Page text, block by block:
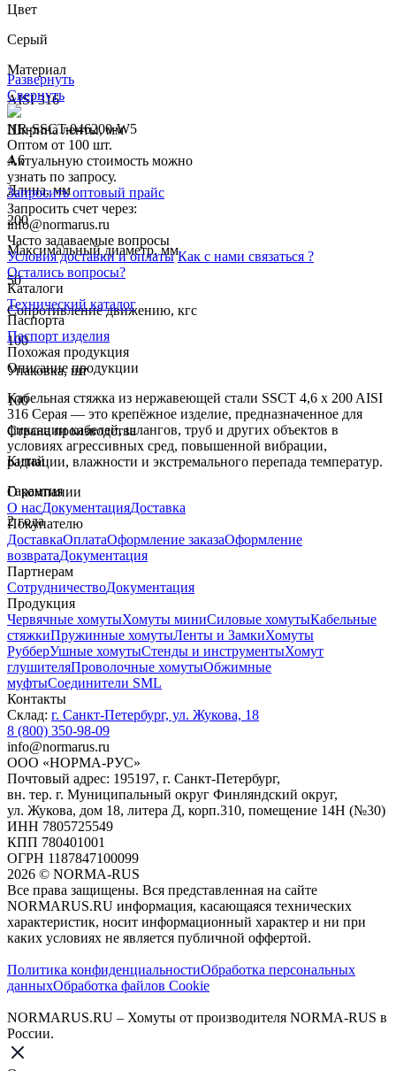
Цвет
Серый
Материал
AISI 316
Ширина ленты, мм
4.6
Длина, мм
200
Максимальный диаметр, мм
50
Сопротивление движению, кгс
100
Упаковка, шт
100
Страна производства
Китай
Гарантия
2 года
Развернуть
Свернуть
NR-SSCT-046200-W5
Оптом от 100 шт.
Актуальную стоимость можно
узнать по запросу.
Запросить оптовый прайс
Запросить счет через:
info@normarus.ru
Часто задаваемые вопросы
Условия доставки и оплаты Как с нами связаться ?
Остались вопросы?
Каталоги
Технический каталог
Паспорта
Паспорт изделия
Похожая продукция
Описание продукции
Кабельная стяжка из нержавеющей стали SSCT 4,6 x 200 AISI
316 Серая — это крепёжное изделие, предназначенное для
фиксации кабелей, шлангов, труб и других объектов в
условиях агрессивных сред, повышенной вибрации,
радиации, влажности и экстремального перепада температур.
О компании
О насДокументацияДоставка
Покупателю
ДоставкаОплатаОформление заказаОформление
возвратаДокументация
Партнерам
СотрудничествоДокументация
Продукция
Червячные хомутыХомуты миниСиловые хомутыКабельные
стяжкиПружинные хомутыЛенты и ЗамкиХомуты
РубберУшные хомутыСтенды и инструментыХомут
глушителяПроволочные хомутыОбжимные
муфтыСоединители SML
Контакты
Склад: г. Санкт-Петербург, ул. Жукова, 18
8 (800) 350-98-09
info@normarus.ru
ООО «НОРМА-РУС»
Почтовый адрес: 195197, г. Санкт-Петербург,
вн. тер. г. Муниципальный округ Финляндский округ,
ул. Жукова, дом 18, литера Д, корп.310, помещение 14Н (№30)
ИНН 7805725549
КПП 780401001
ОГРН 1187847100099
2026 © NORMA-RUS
Все права защищены. Вся представленная на сайте
NORMARUS.RU информация, касающаяся технических
характеристик, носит информационный характер и ни при
каких условиях не является публичной оффертой.‍
Политика конфиденциальностиОбработка персональных
данныхОбработка файлов Cookie
NORMARUS.RU – Хомуты от производителя NORMA-RUS в
России.